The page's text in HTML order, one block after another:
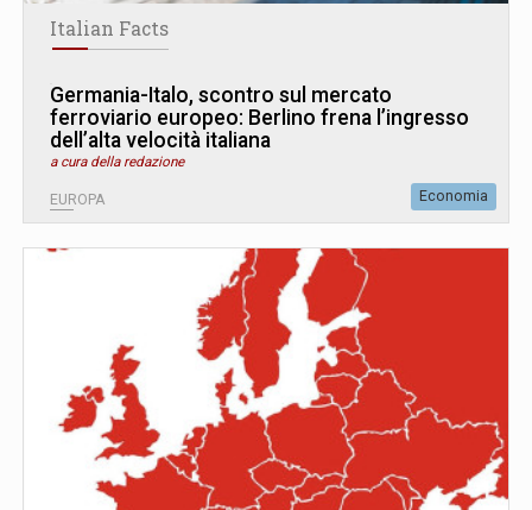
Italian Facts
Germania-Italo, scontro sul mercato
ferroviario europeo: Berlino frena l’ingresso
dell’alta velocità italiana
a cura della redazione
EUROPA Economia